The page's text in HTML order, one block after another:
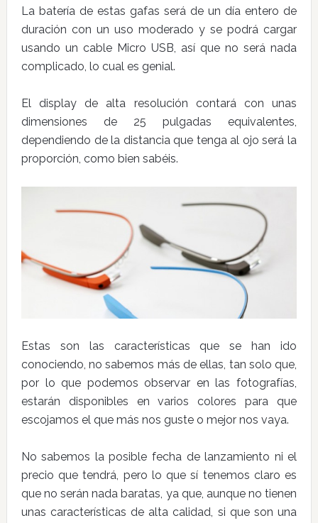
La batería de estas gafas será de un día entero de
duración con un uso moderado y se podrá cargar
usando un cable Micro USB, así que no será nada
complicado, lo cual es genial.
El display de alta resolución contará con unas
dimensiones de 25 pulgadas equivalentes,
dependiendo de la distancia que tenga al ojo será la
proporción, como bien sabéis.
Estas son las características que se han ido
conociendo, no sabemos más de ellas, tan solo que,
por lo que podemos observar en las fotografías,
estarán disponibles en varios colores para que
escojamos el que más nos guste o mejor nos vaya.
No sabemos la posible fecha de lanzamiento ni el
precio que tendrá, pero lo que sí tenemos claro es
que no serán nada baratas, ya que, aunque no tienen
unas características de alta calidad, si que son una